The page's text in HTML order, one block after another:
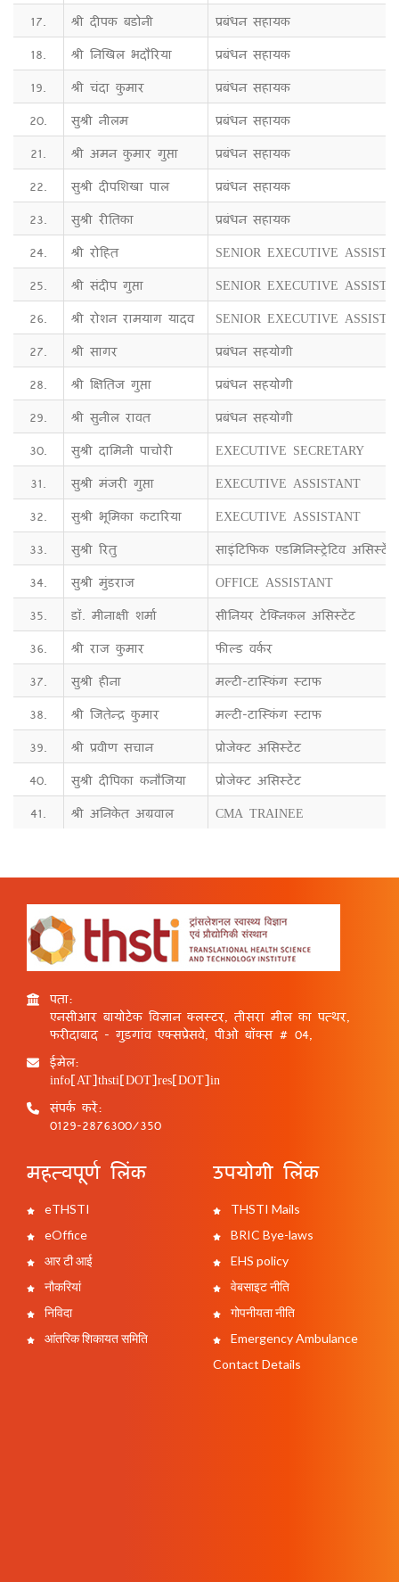
17.
श्री दीपक बडोनी
प्रबंधन सहायक
18.
श्री निखिल भदौरिया
प्रबंधन सहायक
19.
श्री चंदा कुमार
प्रबंधन सहायक
20.
सुश्री नीलम
प्रबंधन सहायक
21.
श्री अमन कुमार गुप्ता
प्रबंधन सहायक
22.
सुश्री दीपशिखा पाल
प्रबंधन सहायक
23.
सुश्री रीतिका
प्रबंधन सहायक
24.
श्री रोहित
SENIOR EXECUTIVE
25.
श्री संदीप गुप्ता
SENIOR EXECUTIVE
26.
श्री रोशन रामयाग यादव
SENIOR EXECUTIVE
27.
श्री सागर
प्रबंधन सहयोगी
28.
श्री क्षितिज गुप्ता
प्रबंधन सहयोगी
29.
श्री सुनील रावत
प्रबंधन सहयोगी
30.
सुश्री दामिनी पाचोरी
EXECUTIVE SECRETARY
31.
सुश्री मंजरी गुप्ता
EXECUTIVE ASSISTANT
32.
सुश्री भूमिका कटारिया
EXECUTIVE ASSISTANT
33.
सुश्री रितु
साइंटिफिक एडमिनिस्ट्रेटिव असिस्टेंट
34.
सुश्री मुंडराज
OFFICE ASSISTANT
35.
डॉ. मीनाक्षी शर्मा
सीनियर टेक्निकल असिस्टेंट
36.
श्री राज कुमार
फील्ड वर्कर
37.
सुश्री हीना
मल्टी-टास्किंग स्टाफ
38.
श्री जितेन्द्र कुमार
मल्टी-टास्किंग स्टाफ
39.
श्री प्रवीण सचान
प्रोजेक्ट असिस्टेंट
40.
सुश्री दीपिका कनौजिया
प्रोजेक्ट असिस्टेंट
41.
श्री अनिकेत अग्रवाल CMA TRAINEE
पता:
एनसीआर बायोटेक विज्ञान क्लस्टर, तीसरा मील का पत्थर,
फरीदाबाद - गुड़गांव एक्सप्रेसवे, पीओ बॉक्स # 04,
ईमेल:
info[AT]thsti[DOT]res[DOT]in
संपर्क करें:
0129-2876300/350
महत्वपूर्ण लिंक
eTHSTI
eOffice
आर टी आई
नौकरियां
निविदा
आंतरिक शिकायत समिति
उपयोगी लिंक
THSTI Mails
BRIC Bye-laws
EHS policy
वेबसाइट नीति
गोपनीयता नीति
Emergency Ambulance
Contact Details